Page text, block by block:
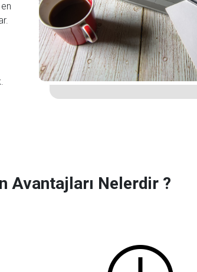
Avantajları Nelerdir ?